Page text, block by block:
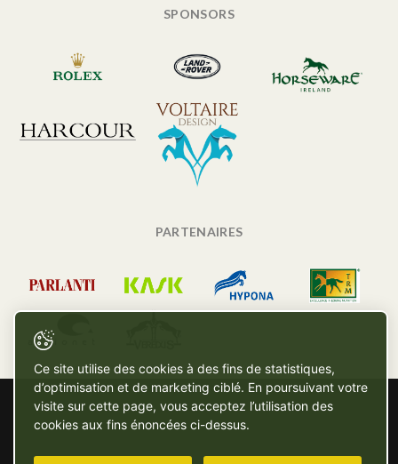
SPONSORS
PARTENAIRES
Ce site utilise des cookies à des fins de statistiques,
d’optimisation et de marketing ciblé. En poursuivant votre
visite sur cette page, vous acceptez l’utilisation des
cookies aux fins énoncées ci-dessus.